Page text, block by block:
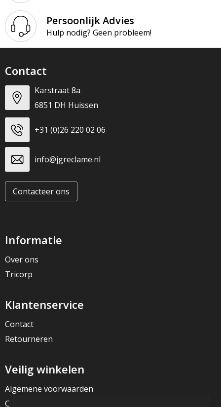
Persoonlijk Advies
Hulp nodig? Geen probleem!
Contact
Karstraat 8a
6851 DH Huissen
+31 (0)26 220 02 06
info@jgreclame.nl
Contacteer ons
Informatie
Over ons
Tricorp
Klantenservice
Contact
Retourneren
Veilig winkelen
Algemene voorwaarden
Cookieverklaring